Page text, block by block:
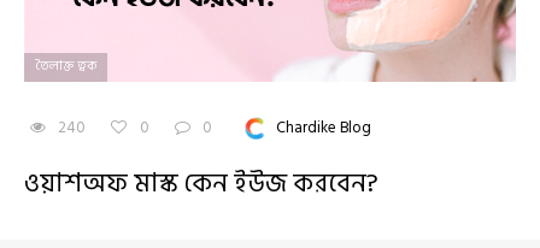
তৈলাক্ত ত্বক
240 0 0 Chardike Blog
ওয়াশঅফ মাস্ক কেন ইউজ করবেন?